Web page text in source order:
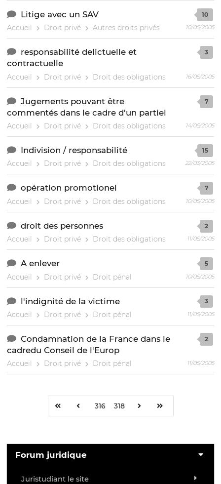
Litige avec un SAV
Accueil Droit privé Autres droits privés
10
10/05/2005
responsabilité delictuelle et
contractuelle
Accueil Droit privé Droit des obligations
3
16/05/2005
Jugements pouvant être
commentés dans le cadre d'un partiel
Accueil Droit privé Droit des obligations
7
14/05/2005
Indivision / responsabilité
Accueil Droit privé Droit des obligations
15
22/03/2005
opération promotionel
Accueil Droit privé Droit des obligations
7
10/05/2005
droit des personnes
Accueil Droit privé Droit des obligations
2
11/05/2005
A enlever
Accueil Droit privé Droit pénal
5
10/05/2005
l'indignité de la victime
Accueil Droit privé Droit pénal
3
11/05/2005
Condamnation de la France dans le
cadredu Conseil de l'Europ
Accueil Droit privé Droit pénal
2
11/05/2005
316 318
Forum juridique
Juristudiant le site